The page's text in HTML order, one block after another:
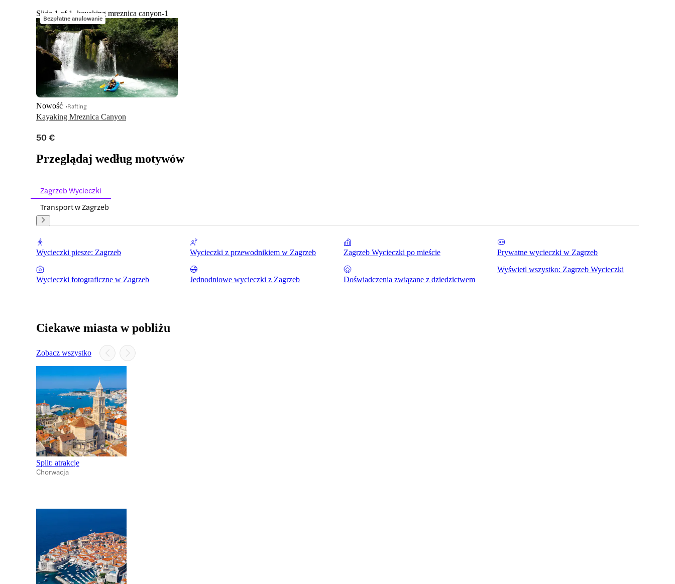
Bezpłatne anulowanie
Slide 1 of 1, kayaking mreznica canyon-1
Kayaking Mreznica Canyon
Nowość Rafting
50 €
Przeglądaj według motywów
Zagrzeb Wycieczki
Transport w Zagrzeb
Wycieczki piesze: Zagrzeb Wycieczki z przewodnikiem w Zagrzeb Zagrzeb Wycieczki po mieście Prywatne wycieczki w Zagrzeb
Wycieczki fotograficzne w Zagrzeb Jednodniowe wycieczki z Zagrzeb Doświadczenia związane z dziedzictwem
Wyświetl wszystko: Zagrzeb Wycieczki
Ciekawe miasta w pobliżu
Zobacz wszystko
Split: atrakcje
Chorwacja